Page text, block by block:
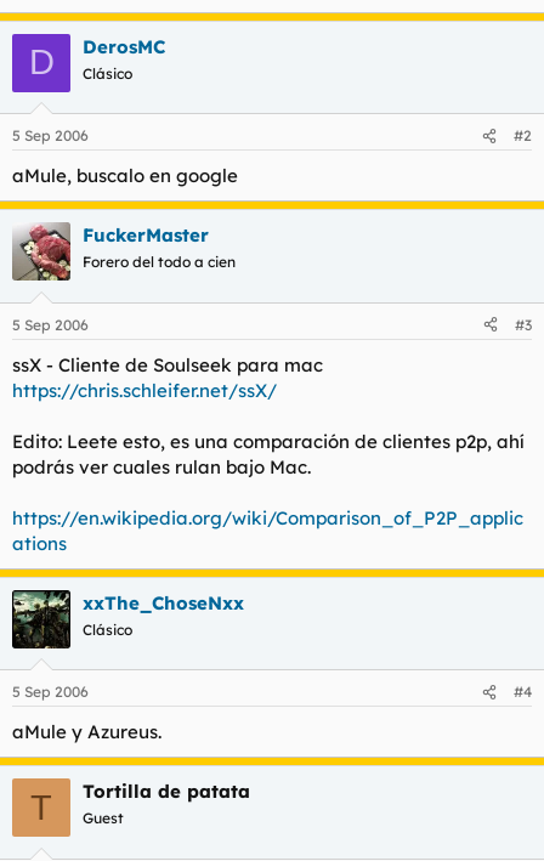
D DerosMC
Clásico
5 Sep 2006 #2
aMule, buscalo en google
FuckerMaster
Forero del todo a cien
5 Sep 2006 #3
ssX - Cliente de Soulseek para mac
https://chris.schleifer.net/ssX/
Edito: Leete esto, es una comparación de clientes p2p, ahí
podrás ver cuales rulan bajo Mac.
https://en.wikipedia.org/wiki/Comparison_of_P2P_applic
ations
xxThe_ChoseNxx
Clásico
5 Sep 2006 #4
aMule y Azureus.
T Tortilla de patata
Guest